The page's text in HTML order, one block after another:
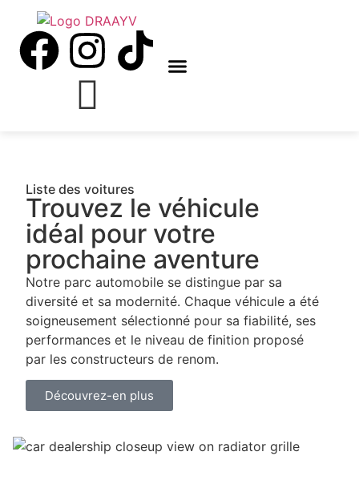
Liste des voitures
Trouvez le véhicule
idéal pour votre
prochaine aventure
Notre parc automobile se distingue par sa
diversité et sa modernité. Chaque véhicule a été
soigneusement sélectionné pour sa fiabilité, ses
performances et le niveau de finition proposé
par les constructeurs de renom.
Découvrez-en plus